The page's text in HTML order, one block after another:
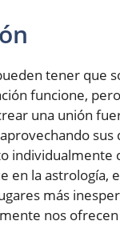
tener que
funcione,
una unión
sus
individualmente
en la astrología,
más
nos